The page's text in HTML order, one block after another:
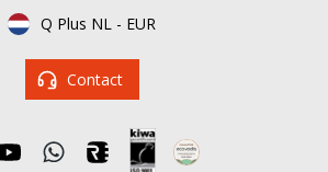
Q Plus NL - EUR
Contact